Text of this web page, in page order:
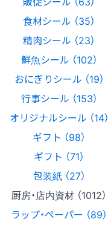
食材シール （35）
精肉シール （23）
鮮魚シール （102）
おにぎりシール （19）
行事シール （153）
オリジナルシール （14）
ギフト （98）
ギフト （71）
包装紙 （27）
厨房・店内資材 （1012）
ラップ・ペーパー （89）